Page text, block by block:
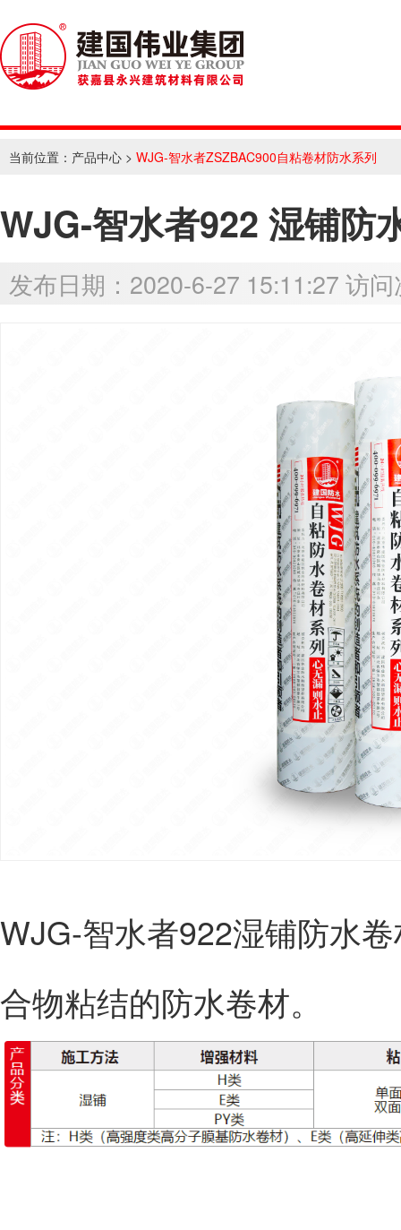
当前位置： 产品中心 > WJG-智水者ZSZBAC900自粘卷材防水系列
WJG-智水者922 湿铺防
发布日期：2020-6-27 15:11:27 访
WJG-智水者922湿铺防水
合物粘结的防水卷材。